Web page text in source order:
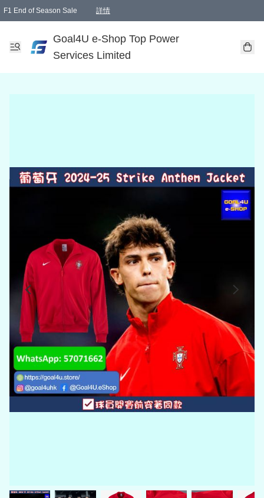
F1 End of Season Sale 詳情
Goal4U e-Shop Top Power
Services Limited